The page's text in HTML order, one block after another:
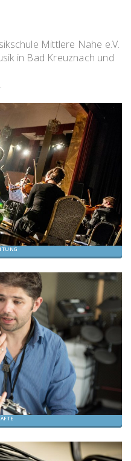
Mittlere Nahe e.V.
in Bad Kreuznach und